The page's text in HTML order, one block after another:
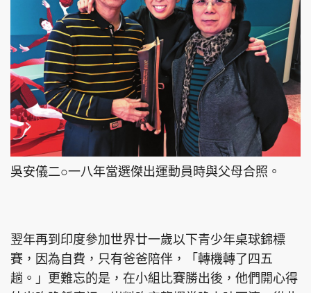
吳安儀二○一八年當選傑出運動員時與父母合照。
翌年再到印度參加世界廿一歲以下青少年桌球錦標
賽，因為自費，只有爸爸陪伴，「轉機轉了四五
趟。」更難忘的是，在小組比賽勝出後，他們開心得